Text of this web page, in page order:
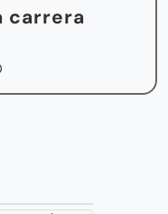
carrera